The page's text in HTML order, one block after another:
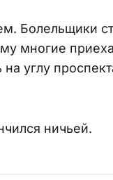
Болельщики
многие
углу
ничьей.